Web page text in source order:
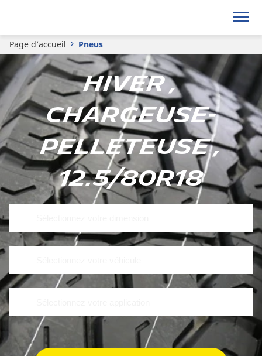
Page d’accueil Pneus
Hiver ,
Chargeuse-
pelleteuse ,
12.5/80R18